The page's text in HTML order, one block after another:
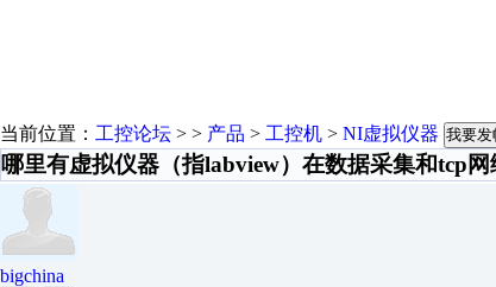
当前位置： 工控论坛 > > 产品 > 工控机 > NI虚拟仪器 我要发
哪里有虚拟仪器（指labview）在数据采集和tcp
bigchina